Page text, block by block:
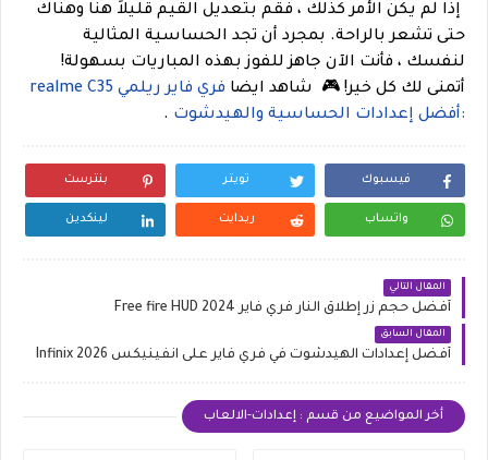
إذا لم يكن الأمر كذلك ، فقم بتعديل القيم قليلاً هنا وهناك
حتى تشعر بالراحة. بمجرد أن تجد الحساسية المثالية
لنفسك ، فأنت الآن جاهز للفوز بهذه المباريات بسهولة!
أتمنى لك كل خير! 🎮 شاهد ايضا
فري فاير ريلمي realme C35
:أفضل إعدادات الحساسية والهيدشوت .
فيسبوك تويتر بنترست
واتساب ريدايت لينكدين
المقال التالي
أفضل حجم زر إطلاق النار فري فاير 2024 Free fire HUD
المقال السابق
أفضل إعدادات الهيدشوت في فري فاير على انفينيكس 2026 Infinix
أخر المواضيع من قسم : إعدادات-الالعاب